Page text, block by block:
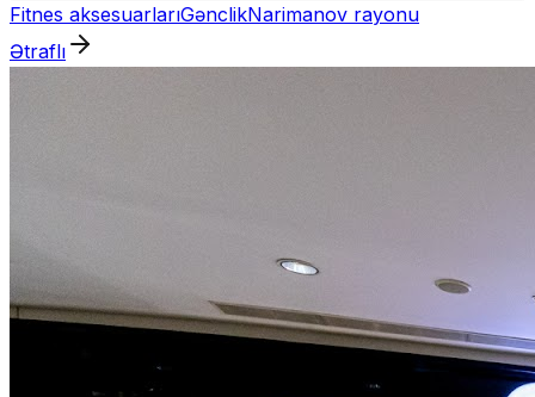
Fitnes aksesuarlarıGənclikNarimanov rayonu
Ətraflı